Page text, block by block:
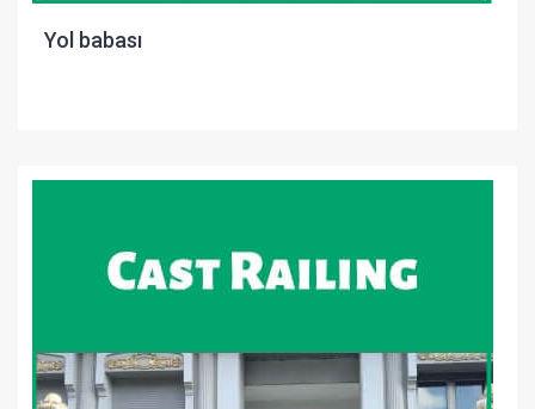
Yol babası